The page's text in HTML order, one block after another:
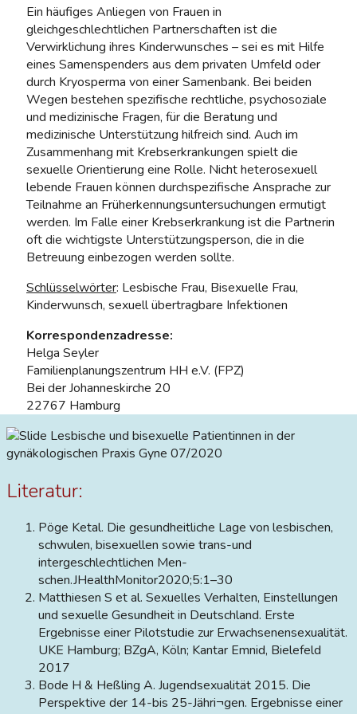
Ein häufiges Anliegen von Frauen in
gleichgeschlechtlichen Partnerschaften ist die
Verwirklichung ihres Kinderwunsches – sei es mit Hilfe
eines Samenspenders aus dem privaten Umfeld oder
durch Kryosperma von einer Samenbank. Bei beiden
Wegen bestehen spezifische rechtliche, psychosoziale
und medizinische Fragen, für die Beratung und
medizinische Unterstützung hilfreich sind. Auch im
Zusammenhang mit Krebserkrankungen spielt die
sexuelle Orientierung eine Rolle. Nicht heterosexuell
lebende Frauen können durchspezifische Ansprache zur
Teilnahme an Früherkennungsuntersuchungen ermutigt
werden. Im Falle einer Krebserkrankung ist die Partnerin
oft die wichtigste Unterstützungsperson, die in die
Betreuung einbezogen werden sollte.
Schlüsselwörter: Lesbische Frau, Bisexuelle Frau,
Kinderwunsch, sexuell übertragbare Infektionen
Korrespondenzadresse:
Helga Seyler
Familienplanungszentrum HH e.V. (FPZ)
Bei der Johanneskirche 20
22767 Hamburg
Lesbische und bisexuelle Patientinnen in der
gynäkologischen Praxis Gyne 07/2020
Literatur:
Pöge Ketal. Die gesundheitliche Lage von lesbischen,
schwulen, bisexuellen sowie trans-und
intergeschlechtlichen Men-
schen.JHealthMonitor2020;5:1–30
Matthiesen S et al. Sexuelles Verhalten, Einstellungen
und sexuelle Gesundheit in Deutschland. Erste
Ergebnisse einer Pilotstudie zur Erwachsenensexualität.
UKE Hamburg; BZgA, Köln; Kantar Emnid, Bielefeld
2017
Bode H & Heßling A. Jugendsexualität 2015. Die
Perspektive der 14-bis 25-Jähri¬gen. Ergebnisse einer